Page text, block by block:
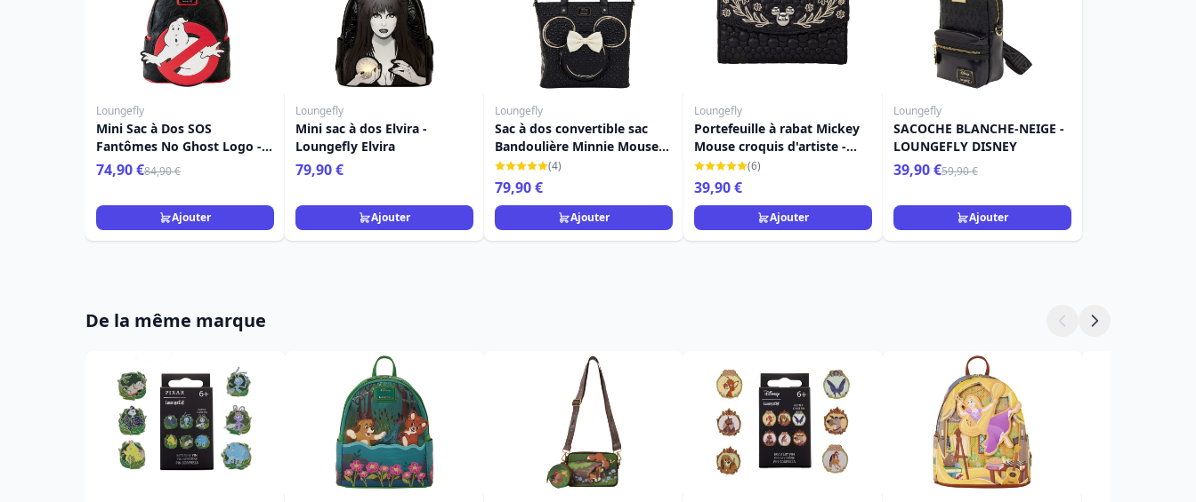
Loungefly
Mini Sac à Dos SOS
Fantômes No Ghost Logo -
Loungefly
74,90 €84,90 €
Ajouter
Loungefly
Mini sac à dos Elvira -
Loungefly Elvira
79,90 €
Ajouter
Loungefly
Sac à dos convertible sac
Bandoulière Minnie Mouse
croquis d'artiste - Disney
Loungefly
(4)
79,90 €
Ajouter
Loungefly
Portefeuille à rabat Mickey
Mouse croquis d'artiste -
Disney Loungefly
(6)
39,90 €
Ajouter
Loungefly
SACOCHE BLANCHE-NEIGE -
LOUNGEFLY DISNEY
39,90 €59,90 €
Ajouter
De la même marque